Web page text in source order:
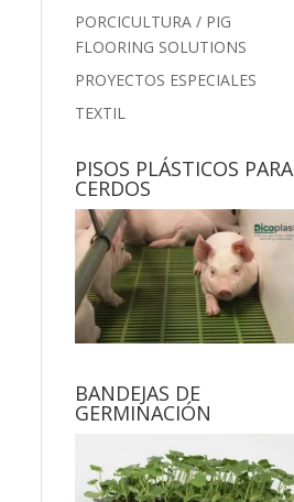
PORCICULTURA / PIG
FLOORING SOLUTIONS
PROYECTOS ESPECIALES
TEXTIL
PISOS PLÁSTICOS PARA
CERDOS
BANDEJAS DE
GERMINACIÓN